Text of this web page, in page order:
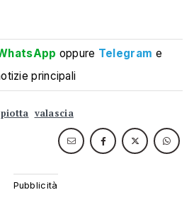
oppure Telegram e
principali
valascia